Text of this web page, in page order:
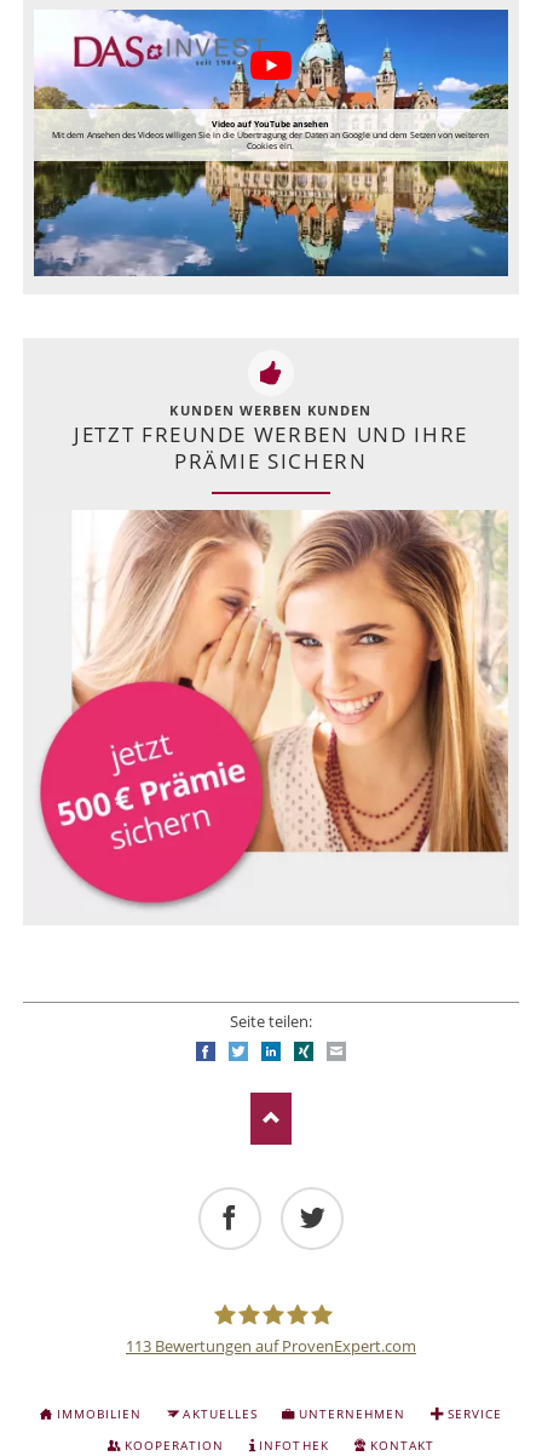
Video auf YouTube ansehen
Mit dem Ansehen des Videos willigen Sie in die Übertragung der Daten an Google und dem Setzen von weiteren
Cookies ein.
KUNDEN WERBEN KUNDEN
JETZT FREUNDE WERBEN UND IHRE
PRÄMIE SICHERN
Seite teilen:
FacebookTwitterLinkedIn
Xing
Anlage
113 Bewertungen auf ProvenExpert.com
NAVIGATION
ÜBERSPRINGEN
IMMOBILIEN AKTUELLES UNTERNEHMEN
SERVICE
KOOPERATION
INFOTHEK KONTAKT